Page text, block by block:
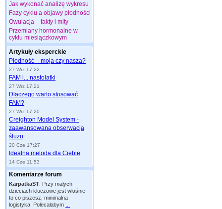
Jak wykonać analizę wykresu
Fazy cyklu a objawy płodności
Owulacja – fakty i mity
Przemiany hormonalne w
cyklu miesiączkowym
Artykuły eksperckie
Płodność – moja czy nasza?
27 Wrz 17:22
FAM i... nastolatki
27 Wrz 17:21
Dlaczego warto stosować
FAM?
27 Wrz 17:20
Creighton Model System -
zaawansowana obserwacja
śluzu
20 Cze 17:27
Idealna metoda dla Ciebie
14 Cze 11:53
Komentarze forum
KarpatkaST: Przy małych
dzieciach kluczowe jest właśnie
to co piszesz, minimalna
logistyka. Polecałabym